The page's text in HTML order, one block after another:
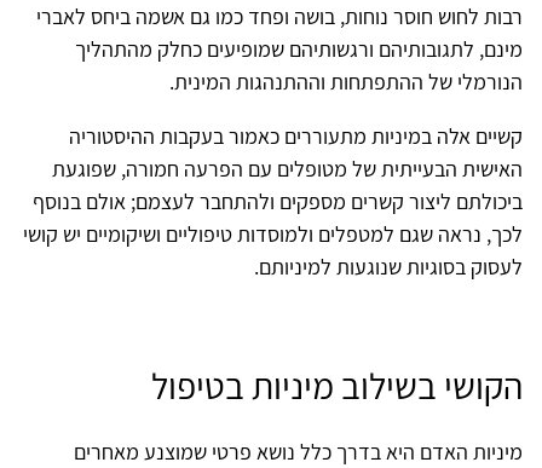
רבות לחוש חוסר נוחות, בושה ופחד כמו גם אשמה ביחס לאברי
מינם, לתגובותיהם ורגשותיהם שמופיעים כחלק מהתהליך
הנורמלי של ההתפתחות וההתנהגות המינית.
קשיים אלה במיניות מתעוררים כאמור בעקבות ההיסטוריה
האישית הבעייתית של מטופלים עם הפרעה חמורה, שפוגעת
ביכולתם ליצור קשרים מספקים ולהתחבר לעצמם; אולם בנוסף
לכך, נראה שגם למטפלים ולמוסדות טיפוליים ושיקומיים יש קושי
לעסוק בסוגיות שנוגעות למיניותם.
הקושי בשילוב מיניות בטיפול
מיניות האדם היא בדרך כלל נושא פרטי שמוצנע מאחרים